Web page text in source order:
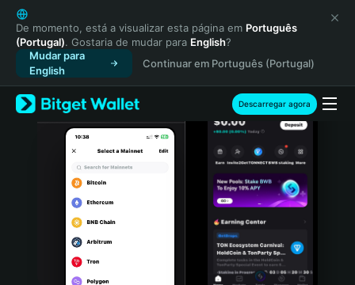
English
日本語
Tiếng Việt
Русский
Español (Latinoamérica)
Türkçe
Italiano
Português (Portugal)
Bahasa Indonesia
De momento, está a visualizar esta página em Português
(Portugal). Gostaria de mudar para English?
Mudar para
English
Continuar em Português (Portugal)
Descarregar agora